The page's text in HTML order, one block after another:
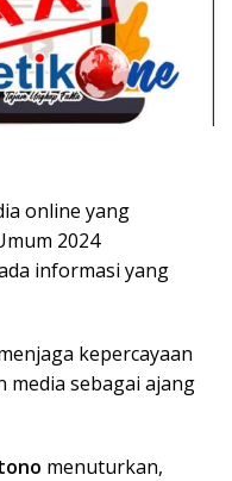
online yang
2024
informasi yang
kepercayaan
media sebagai ajang
menuturkan,